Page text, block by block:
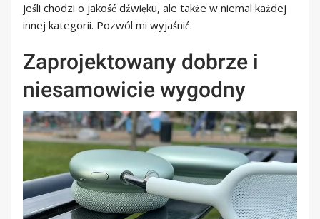
jeśli chodzi o jakość dźwięku, ale także w niemal każdej
innej kategorii. Pozwól mi wyjaśnić.
Zaprojektowany dobrze i
niesamowicie wygodny